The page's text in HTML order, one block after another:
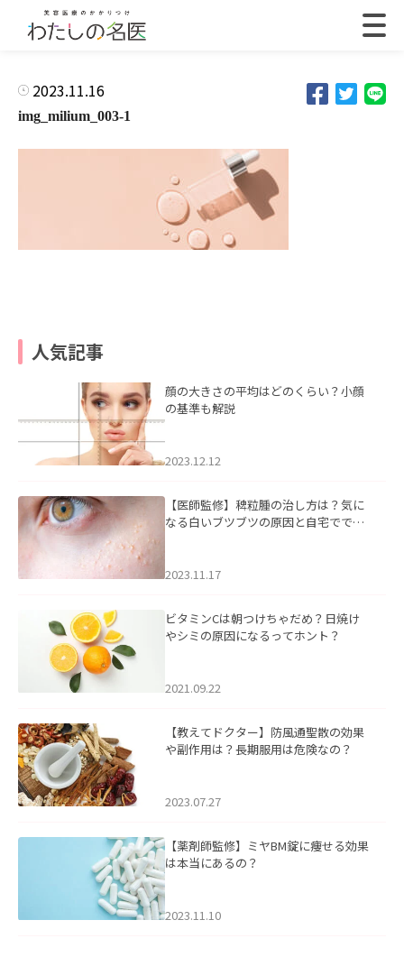
2023.11.16
img_milium_003-1
人気記事
顔の大きさの平均はどのくらい？小顔
の基準も解説
2023.12.12
【医師監修】稗粒腫の治し方は？気に
なる白いブツブツの原因と自宅ででき
2023.11.17
ビタミンCは朝つけちゃだめ？日焼け
やシミの原因になるってホント？
2021.09.22
【教えてドクター】防風通聖散の効果
や副作用は？長期服用は危険なの？
2023.07.27
【薬剤師監修】ミヤBM錠に痩せる効果
は本当にあるの？
2023.11.10